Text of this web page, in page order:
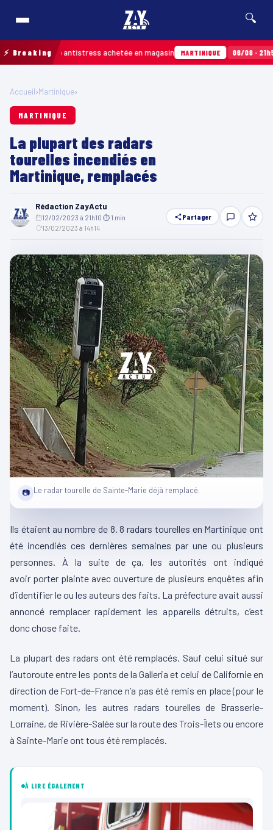
🔍
⚡ Breaking
balle antistress achetée en magasin MARTINIQUE 06/08 · 21h54
Accueil›Martinique›
MARTINIQUE
La plupart des radars
tourelles incendiés en
Martinique, remplacés
Rédaction ZayActu
12/02/2023 à 21h10 ⏱ 1 min
13/02/2023 à 14h14
Partager
📷 Le radar tourelle de Sainte-Marie déjà remplacé.
Ils étaient au nombre de 8. 8 radars tourelles en Martinique ont
été incendiés ces dernières semaines par une ou plusieurs
personnes.
À la suite de ça, les autorités ont indiqué
avoir porter plainte avec ouverture de plusieurs enquêtes afin
d’identifier le ou les auteurs des faits. La préfecture avait aussi
annoncé remplacer rapidement les appareils détruits, c’est
donc chose faite.
La plupart des radars ont été remplacés. Sauf celui situé sur
l’autoroute entre les ponts de laGalleria et celui de Californie en
direction de Fort-de-France n’a pas été remis en place (pour le
moment).
Sinon, les autres radars tourelles de Brasserie-
Lorraine, de Rivière-Salée sur la route des Trois-Îlets ou encore
à Sainte-Marie ont tous étéremplacés
À LIRE ÉGALEMENT